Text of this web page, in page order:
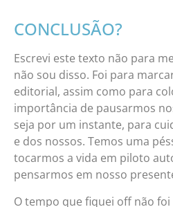
CONCLUSÃO?
Escrevi este texto não para
não sou disso. Foi para
editorial, assim como para
importância de pausarmos
seja por um instante, para
e dos nossos. Temos uma
tocarmos a vida em piloto
pensarmos em nosso
O tempo que fiquei off não